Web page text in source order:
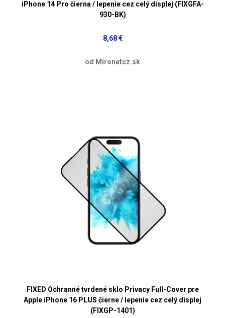
iPhone 14 Pro čierna / lepenie cez celý displej (FIXGFA-
930-BK)
8,68 €
od Mironetcz.sk
FIXED Ochranné tvrdené sklo Privacy Full-Cover pre
Apple iPhone 16 PLUS čierne / lepenie cez celý displej
(FIXGP-1401)